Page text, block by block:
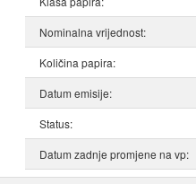
Nominalna vrijednost:
Količina papira:
Datum emisije:
Status:
Datum zadnje promjene na vp: